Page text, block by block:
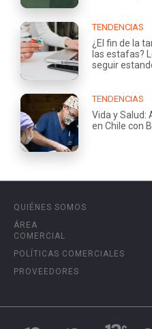
TENDENCIAS
¿El fin de la
las estafas?
seguir
TENDENCIAS
Vida y Salud:
en Chile con
QUIÉNES SOMOS
ÁREA
COMERCIAL
POLÍTICAS COMERCIALES
PROVEEDORES